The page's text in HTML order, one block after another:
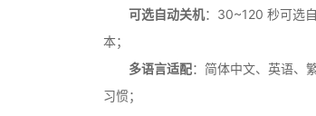
可选自动关机：30~120 秒可选
本；
多语言适配：简体中文、英语、
习惯；